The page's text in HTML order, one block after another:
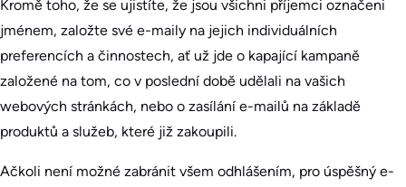
Kromě toho, že se ujistíte, že jsou všichni příjemci označeni
jménem, založte své e-maily na jejich individuálních
preferencích a činnostech, ať už jde o kapající kampaně
založené na tom, co v poslední době udělali na vašich
webových stránkách, nebo o zasílání e-mailů na základě
produktů a služeb, které již zakoupili.
Ačkoli není možné zabránit všem odhlášením, pro úspěšný e-